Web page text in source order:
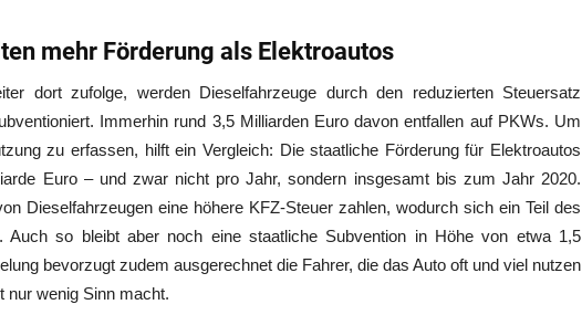
mehr Förderung als Elektroautos
dort zufolge, werden Dieselfahrzeuge durch den reduzierten Steuersatz
Immerhin rund 3,5 Milliarden Euro davon entfallen auf PKWs. Um
zu erfassen, hilft ein Vergleich: Die staatliche Förderung für Elektroautos
Euro – und zwar nicht pro Jahr, sondern insgesamt bis zum Jahr 2020.
Dieselfahrzeugen eine höhere KFZ-Steuer zahlen, wodurch sich ein Teil des
Auch so bleibt aber noch eine staatliche Subvention in Höhe von etwa 1,5
bevorzugt zudem ausgerechnet die Fahrer, die das Auto oft und viel nutzen
nur wenig Sinn macht.